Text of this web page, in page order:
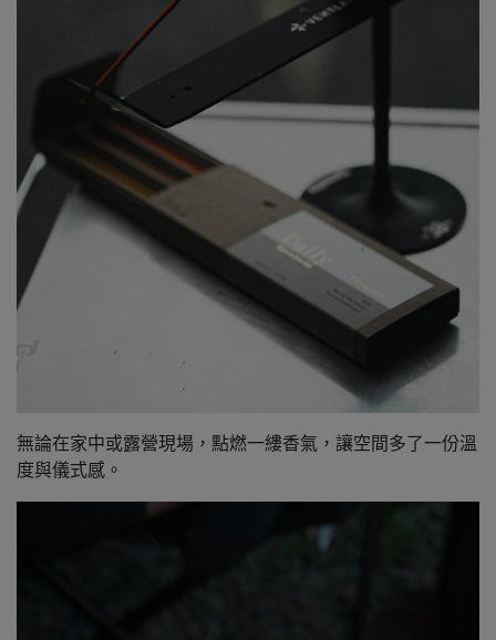
無論在家中或露營現場，點燃一縷香氣，讓空間多了一份溫
度與儀式感。